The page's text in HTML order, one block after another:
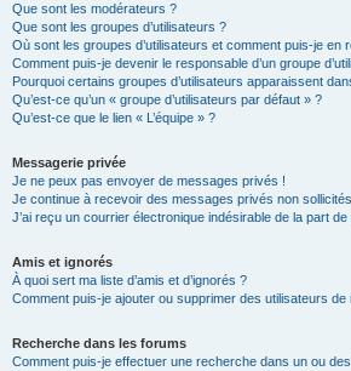
Que sont les modérateurs ?
Que sont les groupes d’utilisateurs ?
Où sont les groupes d’utilisateurs et comment puis-je en
Comment puis-je devenir le responsable d’un groupe
Pourquoi certains groupes d’utilisateurs apparaissent
Qu’est-ce qu’un « groupe d’utilisateurs par défaut » ?
Qu’est-ce que le lien « L’équipe » ?
Messagerie privée
Je ne peux pas envoyer de messages privés !
Je continue à recevoir des messages privés non
J’ai reçu un courrier électronique indésirable de la part de
Amis et ignorés
À quoi sert ma liste d’amis et d’ignorés ?
Comment puis-je ajouter ou supprimer des utilisateurs de
Recherche dans les forums
Comment puis-je effectuer une recherche dans un ou